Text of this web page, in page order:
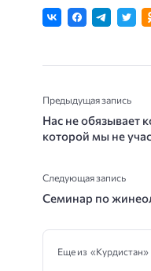
Предыдущая запись
Нас не обязывает
которой мы не
Следующая запись
Семинар по
Еще из «Курдистан»